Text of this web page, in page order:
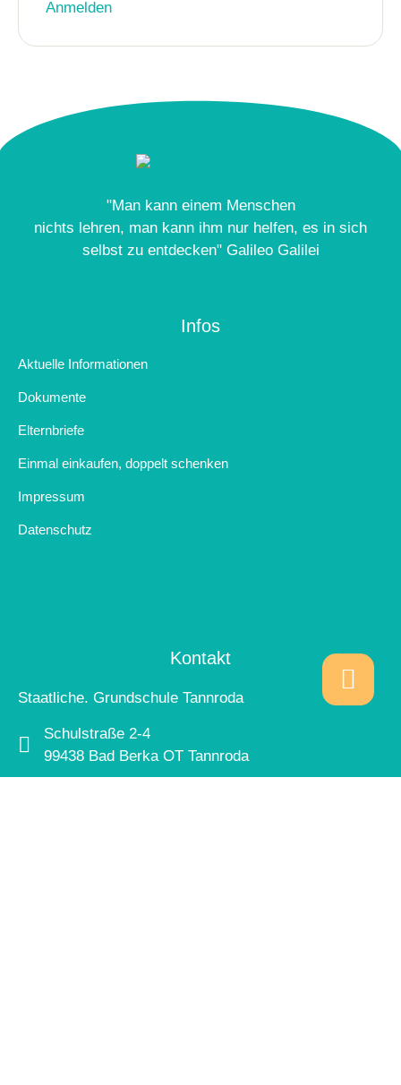
Anmelden
"Man kann einem Menschen
nichts lehren, man kann ihm nur helfen, es in sich
selbst zu entdecken" Galileo Galilei
Infos
Aktuelle Informationen
Dokumente
Elternbriefe
Einmal einkaufen, doppelt schenken
Impressum
Datenschutz
Kontakt
Staatliche. Grundschule Tannroda
Schulstraße 2-4
99438 Bad Berka OT Tannroda